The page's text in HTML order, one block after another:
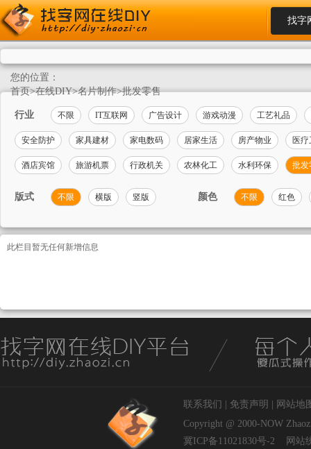
找字
您的位置：
首页>在线DIY>名片制作>批发零售
行业 不限 IT互联网 广告设计 游戏动漫 工艺礼品
安全防护 家具建材 家电数码 居家生活 房产物业 医
酒店宾馆 旅游机票 行政机关 农林化工 水利环保 批发
版式 不限 横版 竖版 颜色 不限 红色
此栏目暂无任何新增信息
联系我们 免责声明
网站地
Copyright @ 2000-NOW
冀ICP备11021830号-2
网站